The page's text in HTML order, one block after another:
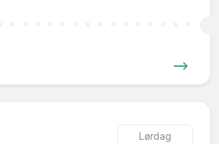
Lørdag